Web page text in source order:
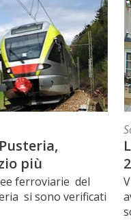
più
ferroviarie del
si sono verificati